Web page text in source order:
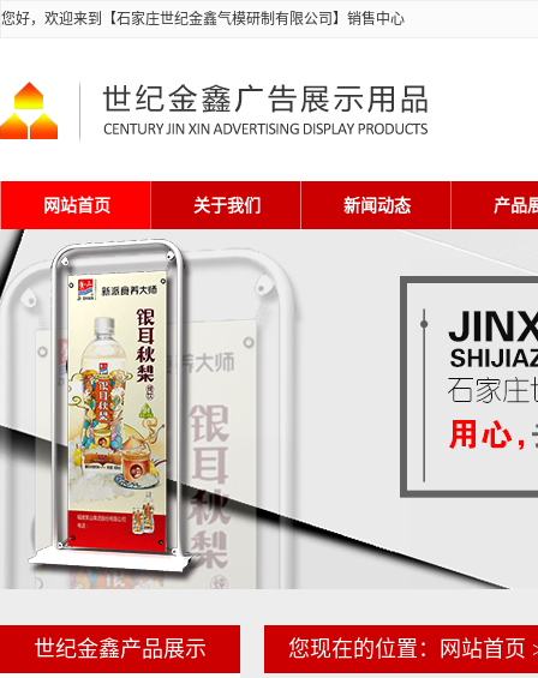
您好，欢迎来到【石家庄世纪金鑫气模研制有限公司】销售中心
网站首页 关于我们 新闻动态 产品
世纪金鑫产品展示 您现在的位置： 网站首页